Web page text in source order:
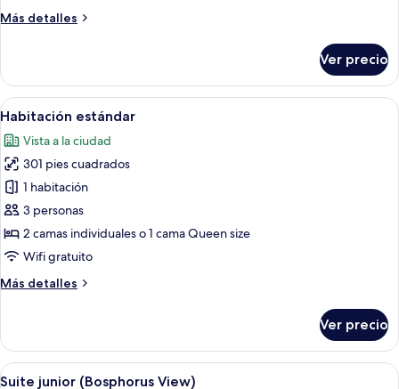
(Annex
Más detalles
Más
superior,
habitación,
(Annex
Building)
Ver precio
Abrir
todas
las
fotos
de
Habitación
estándar
Habitación de hotel con dos camas,
3
Habitación estándar
Vista a la ciudad
301 pies cuadrados
1 habitación
3 personas
2 camas individuales o 1 cama Queen size
Wifi gratuito
Más detalles
Más
estándar
Ver precio
Abrir
Una habitación de hotel moderna
6
Suite junior (Bosphorus View)